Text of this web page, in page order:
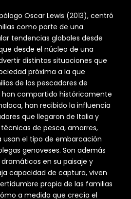
Oscar Lewis (2013), centró
como parte de una
tendencias globales desde
desde el núcleo de una
distintas situaciones que
próxima a la que
de los pescadores de
han compartido históricamente
han recibido la influencia
que llegaron de Italia y
de pesca, amarres,
usan el tipo de embarcación
genoveses. Son además
en su paisaje y
capacidad de captura, viven
propia de las familias
a medida que crecía el